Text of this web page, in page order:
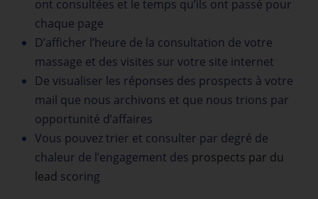
ont consultées et le temps qu’ils ont passé pour
chaque page
D’afficher l’heure de la consultation de votre
massage et des visites sur votre site internet
De visualiser les réponses des prospects à votre
mail que nous archivons et que nous trions par
opportunité d’affaires
Vous pouvez trier et consulter par degré de
chaleur de l’engagement des prospects par du
lead scoring